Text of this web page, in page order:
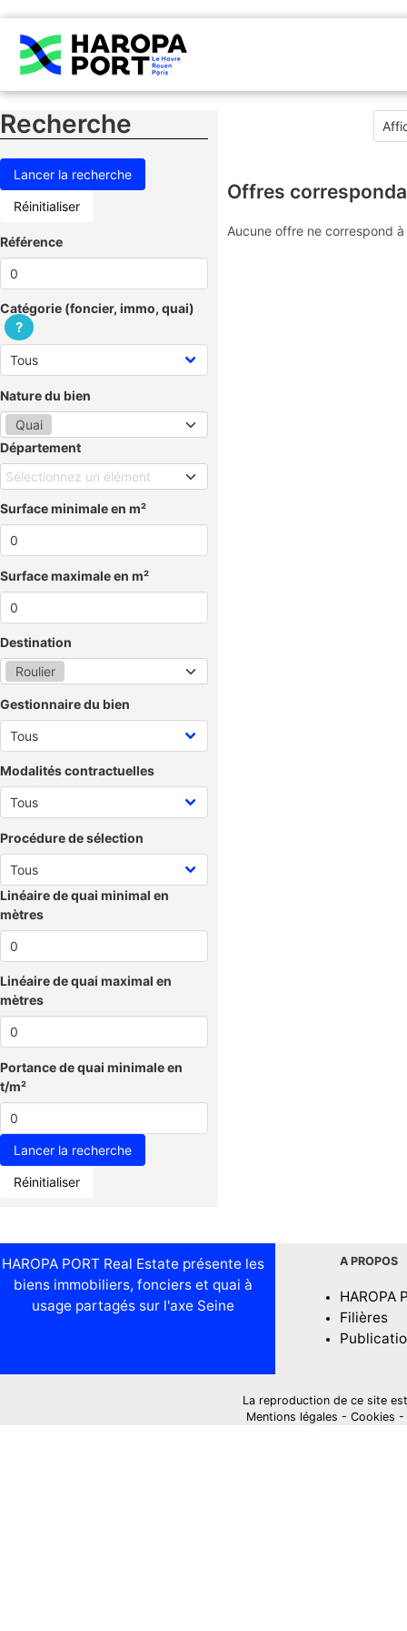
Recherche
Réinitialiser
Référence
Catégorie (foncier, immo, quai)
?
Nature du bien
Quai
Département
Sélectionnez un élément
Surface minimale en m²
Surface maximale en m²
Destination
Roulier
Gestionnaire du bien
Modalités contractuelles
Procédure de sélection
Linéaire de quai minimal en
mètres
Linéaire de quai maximal en
mètres
Portance de quai minimale en
t/m²
Réinitialiser
Offres
Aucune offre ne correspond
HAROPA PORT Real Estate présente les
biens immobiliers, fonciers et quai à
usage partagés sur l'axe Seine
A PROPOS
HAROPA
Filières
La reproduction de ce site
Mentions légales - Cookies -